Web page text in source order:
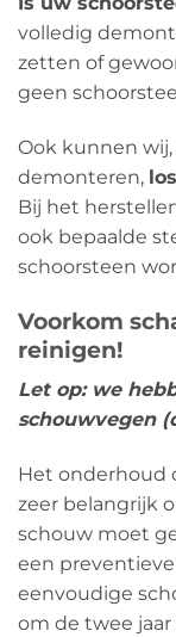
volledig
zetten of
geen
Ook kunnen
demonteren,
Bij het
ook bepaalde
schoorsteen
Voorkom
reinigen!
Let op: we
schouwvegen
Het onderhoud
zeer belangrijk
schouw moet
een
eenvoudige
om de twee